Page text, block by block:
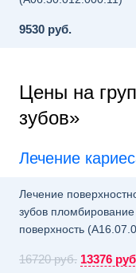
9530 руб.
Цены на
зубов»
Лечение
Лечение
зубов
поверхность
16720 руб. 13376